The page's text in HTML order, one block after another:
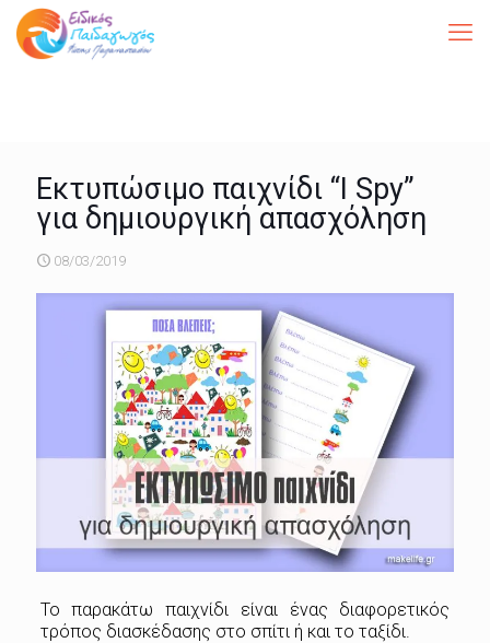
Εκτυπώσιμο παιχνίδι “I Spy”
για δημιουργική απασχόληση
08/03/2019
Το παρακάτω παιχνίδι είναι ένας διαφορετικός
τρόπος διασκέδασης στο σπίτι ή και το ταξίδι.